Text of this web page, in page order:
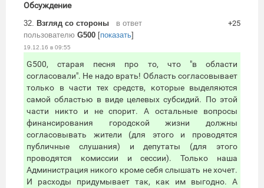
Обсуждение
32. Взгляд со стороны
в ответ
пользователю G500 [показать]
19.12.16 в 09:55
+25
G500, старая песня про то, что "в области
согласовали". Не надо врать! Область согласовывает
только в части тех средств, которые выделяются
самой областью в виде целевых субсидий. По этой
части никто и не спорит. А остальные вопросы
финансирования городской жизни должны
согласовывать жители (для этого и проводятся
публичные слушания) и депутаты (для этого
проводятся комиссии и сессии). Только наша
Администрация никого кроме себя слышать не хочет.
И расходы придумывает так, как им выгодно. А